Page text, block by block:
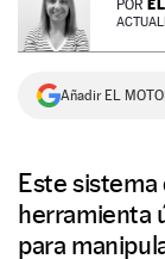
NEWSLETTER
SÍGUENOS
POR
Añadir EL
Este
herramienta
para